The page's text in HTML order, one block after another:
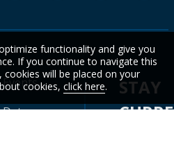
Events
Data
STAY
functionality and give you
If you continue to navigate this
will be placed on your
cookies, click here.